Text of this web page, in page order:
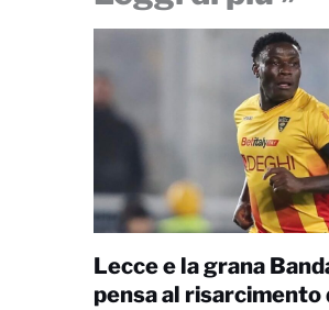
Lecce e la grana
pensa al risarcimento